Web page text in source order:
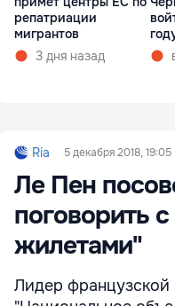
репатриации
мигрантов
3 дня назад
Ria 5 декабря 2018, 19:05
Ле Пен
поговорить
жилетами"
Лидер французской